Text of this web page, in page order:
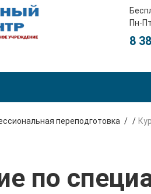
Пн-
8
переподготовка
по